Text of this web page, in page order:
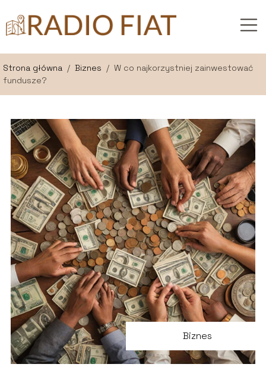
Strona główna / Biznes / W co najkorzystniej zainwestować
fundusze?
Biznes